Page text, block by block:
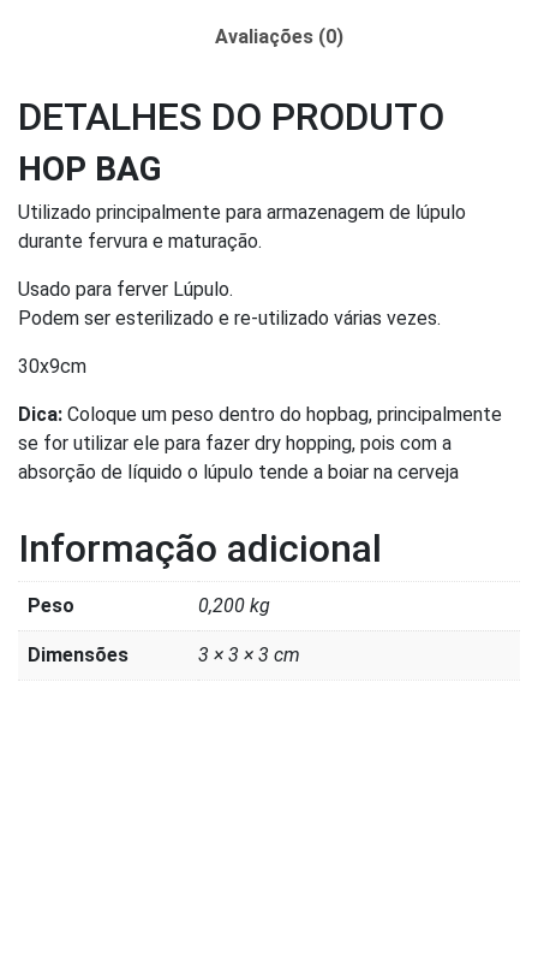
Avaliações (0)
DETALHES DO PRODUTO
HOP BAG
Utilizado principalmente para armazenagem de lúpulo
durante fervura e maturação.
Usado para ferver Lúpulo.
Podem ser esterilizado e re-utilizado várias vezes.
30x9cm
Dica: Coloque um peso dentro do hopbag, principalmente
se for utilizar ele para fazer dry hopping, pois com a
absorção de líquido o lúpulo tende a boiar na cerveja
Informação adicional
Peso 0,200 kg
Dimensões 3 × 3 × 3 cm